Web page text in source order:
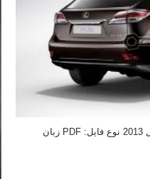
دفترچه راهنمای لکسوس RX350 مدل 2013 نوع فایل: PDF زبان